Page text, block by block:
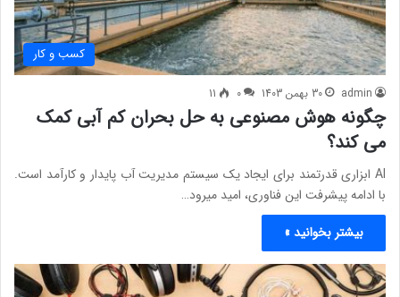
کسب و کار
admin 30 بهمن 1403 0
11
چگونه هوش مصنوعی به حل بحران کم آبی کمک
می کند؟
AI ابزاری قدرتمند برای ایجاد یک سیستم مدیریت آب پایدار و کارآمد است.
با ادامه پیشرفت این فناوری، امید میرود…
بیشتر بخوانید »